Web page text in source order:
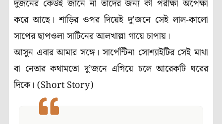
দুজনের কেউই জানে না তাদের জন্য কী পরীক্ষা অপেক্ষা
করে আছে। শাড়ির ওপর দিয়েই দু’জনে সেই লাল-কালো
সাপের ছাপওলা সাটিনের আলখাল্লা গায়ে চাপায়।
আসুন এবার আমার সঙ্গে। সার্পেন্টিনা সোশ্যাইটির সেই মাথা
বা নেতার কথামতো দু’জনে এগিয়ে চলে আরেকটি ঘরের
দিকে। (Short Story)